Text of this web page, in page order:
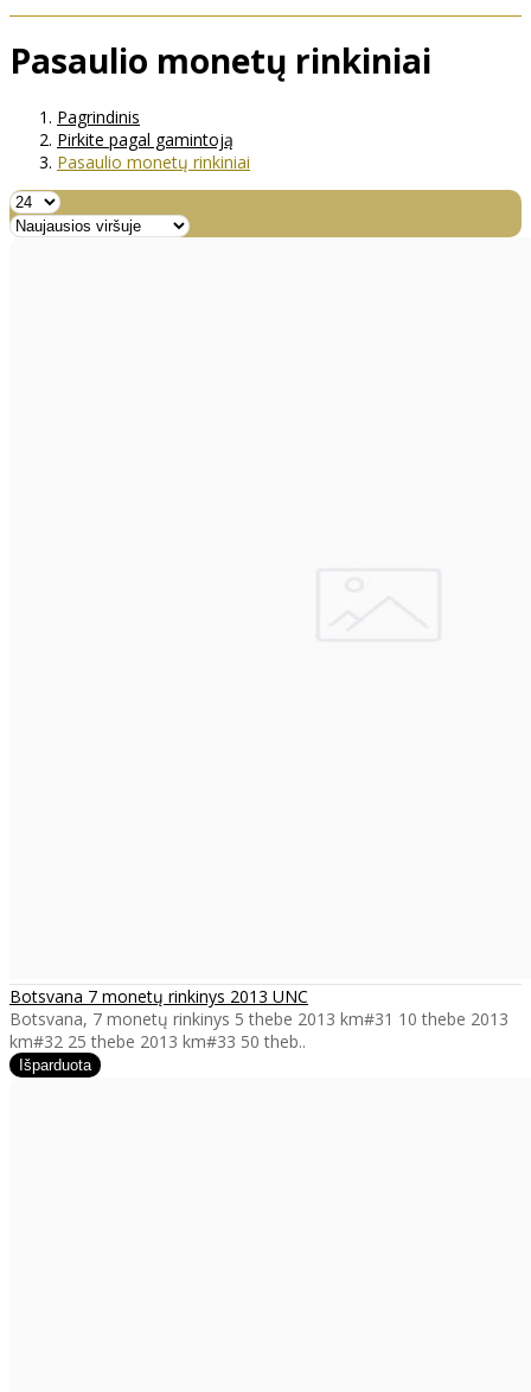
Pasaulio monetų rinkiniai
Pagrindinis
Pirkite pagal gamintoją
Pasaulio monetų rinkiniai
Botsvana 7 monetų rinkinys 2013 UNC
Botsvana, 7 monetų rinkinys 5 thebe 2013 km#31 10 thebe 2013
km#32 25 thebe 2013 km#33 50 theb..